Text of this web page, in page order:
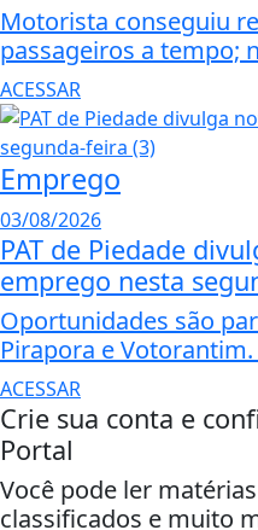
Motorista conseguiu
passageiros a tempo;
ACESSAR
Emprego
03/08/2026
PAT de Piedade
emprego nesta
Oportunidades são
Pirapora e
ACESSAR
Crie sua conta e
Portal
Você pode ler
classificados e muito